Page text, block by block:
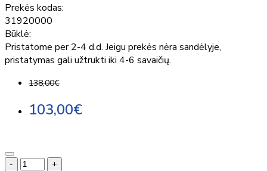
Prekės kodas:
31920000
Būklė:
Pristatome per 2-4 d.d. Jeigu prekės nėra sandėlyje,
pristatymas gali užtrukti iki 4-6 savaičių.
138,00€
103,00€
-
+